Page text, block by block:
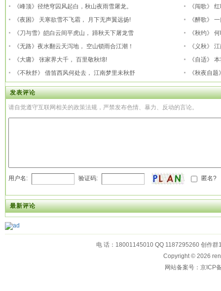
《峰顶》径绝穹囚风起白，秋山夜雨雪屠龙。
《闯歌》
《夜困》 天寒欲雪不飞霜， 月下无声翼远扬!
《醉歌》
《刀与雪》皑白云间平虎山， 蹄秋天下屠龙雪
《秋约》
《无路》夜水翻云天泻地， 空山锁雨合江潮！
《义秋》
《大庸》 张家界大千， 百里敬秋绵!
《自适》
《不秋舒》 借笛西风何处去， 江南梦里未秋舒
《秋夜自
发表评论
请自觉遵守互联网相关的政策法规，严禁发布色情、暴力、反动的言论。
用户名: 验证码: 匿名?
最新评论
电 话：18001145010 QQ 1187295260 创作
Copyright © 2026
网站备案号：京ICP